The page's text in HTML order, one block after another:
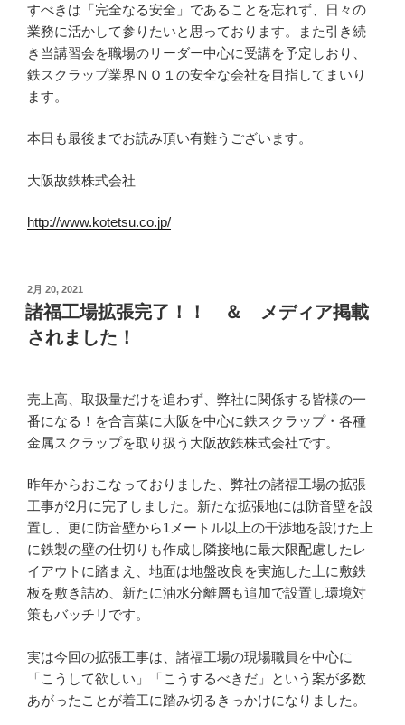
すべきは「完全なる安全」であることを忘れず、日々の
業務に活かして参りたいと思っております。また引き続
き当講習会を職場のリーダー中心に受講を予定しおり、
鉄スクラップ業界ＮＯ１の安全な会社を目指してまいり
ます。
本日も最後までお読み頂い有難うございます。
大阪故鉄株式会社
http://www.kotetsu.co.jp/
投
稿
日:
2月 20, 2021
諸福工場拡張完了！！ ＆ メディア掲載
されました！
売上高、取扱量だけを追わず、弊社に関係する皆様の一
番になる！を合言葉に大阪を中心に鉄スクラップ・各種
金属スクラップを取り扱う大阪故鉄株式会社です。
昨年からおこなっておりました、弊社の諸福工場の拡張
工事が2月に完了しました。新たな拡張地には防音壁を設
置し、更に防音壁から1メートル以上の干渉地を設けた上
に鉄製の壁の仕切りも作成し隣接地に最大限配慮したレ
イアウトに踏まえ、地面は地盤改良を実施した上に敷鉄
板を敷き詰め、新たに油水分離層も追加で設置し環境対
策もバッチリです。
実は今回の拡張工事は、諸福工場の現場職員を中心に
「こうして欲しい」「こうするべきだ」という案が多数
あがったことが着工に踏み切るきっかけになりました。